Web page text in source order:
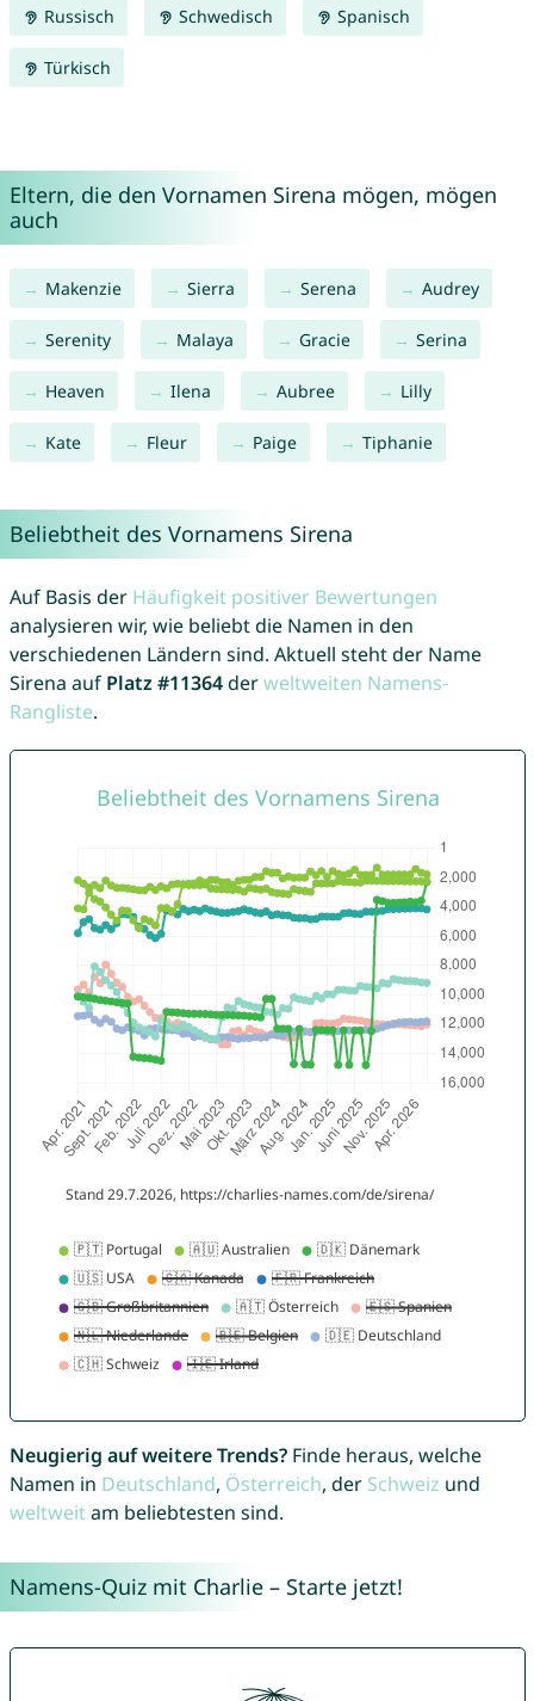
Russisch Schwedisch Spanisch
Türkisch
Eltern, die den Vornamen Sirena mögen, mögen
auch
Makenzie Sierra Serena Audrey
Serenity Malaya Gracie Serina
Heaven Ilena Aubree Lilly
Kate Fleur Paige Tiphanie
Beliebtheit des Vornamens Sirena
Auf Basis der Häufigkeit positiver Bewertungen
analysieren wir, wie beliebt die Namen in den
verschiedenen Ländern sind. Aktuell steht der Name
Sirena auf Platz #11364derweltweiten Namens-
Rangliste.
Neugierig auf weitere Trends?Finde heraus, welche
Namen in Deutschland, Österreich, der Schweiz und
weltweitam beliebtesten sind.
Namens-Quiz mit Charlie – Starte jetzt!